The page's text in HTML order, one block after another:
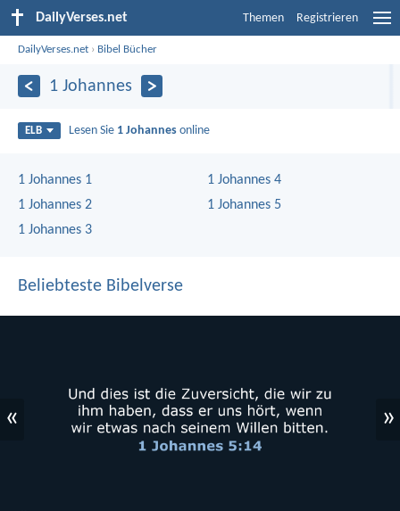
DailyVerses.net Themen Registrieren
DailyVerses.net › Bibel Bücher
1 Johannes
ELB Lesen Sie 1 Johannes online
1 Johannes 1
1 Johannes 2
1 Johannes 3
1 Johannes 4
1 Johannes 5
Beliebteste Bibelverse
« »